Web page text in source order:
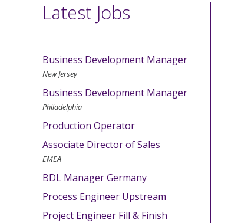
Latest Jobs
Business Development Manager
New Jersey
Business Development Manager
Philadelphia
Production Operator
Associate Director of Sales
EMEA
BDL Manager Germany
Process Engineer Upstream
Project Engineer Fill & Finish